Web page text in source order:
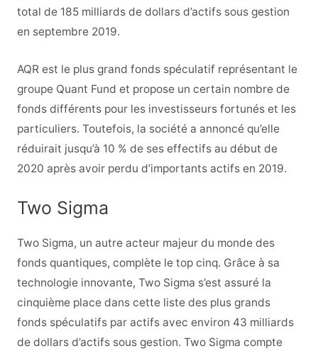
total de 185 milliards de dollars d’actifs sous gestion
en septembre 2019.
AQR est le plus grand fonds spéculatif représentant le
groupe Quant Fund et propose un certain nombre de
fonds différents pour les investisseurs fortunés et les
particuliers. Toutefois, la société a annoncé qu’elle
réduirait jusqu’à 10 % de ses effectifs au début de
2020 après avoir perdu d’importants actifs en 2019.
Two Sigma
Two Sigma, un autre acteur majeur du monde des
fonds quantiques, complète le top cinq. Grâce à sa
technologie innovante, Two Sigma s’est assuré la
cinquième place dans cette liste des plus grands
fonds spéculatifs par actifs avec environ 43 milliards
de dollars d’actifs sous gestion. Two Sigma compte